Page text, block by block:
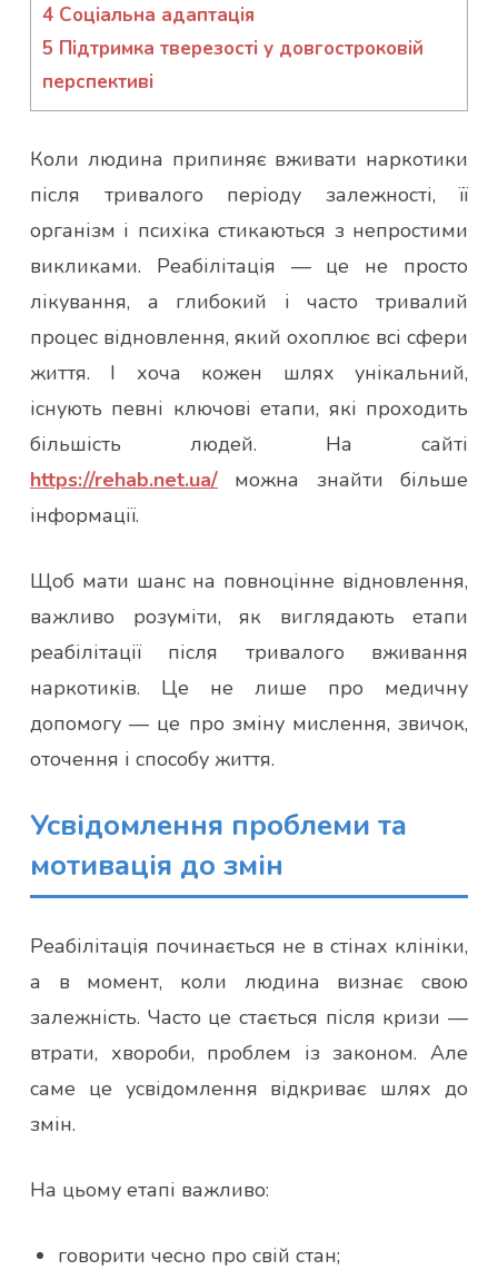
4 Соціальна адаптація
5 Підтримка тверезості у довгостроковій
перспективі
Коли людина припиняє вживати наркотики
після тривалого періоду залежності, її
організм і психіка стикаються з непростими
викликами. Реабілітація — це не просто
лікування, а глибокий і часто тривалий
процес відновлення, який охоплює всі сфери
життя. І хоча кожен шлях унікальний,
існують певні ключові етапи, які проходить
більшість людей. На сайті
https://rehab.net.ua/ можна знайти більше
інформації.
Щоб мати шанс на повноцінне відновлення,
важливо розуміти, як виглядають етапи
реабілітації після тривалого вживання
наркотиків. Це не лише про медичну
допомогу — це про зміну мислення, звичок,
оточення і способу життя.
Усвідомлення проблеми та
мотивація до змін
Реабілітація починається не в стінах клініки,
а в момент, коли людина визнає свою
залежність. Часто це стається після кризи —
втрати, хвороби, проблем із законом. Але
саме це усвідомлення відкриває шлях до
змін.
На цьому етапі важливо:
говорити чесно про свій стан;